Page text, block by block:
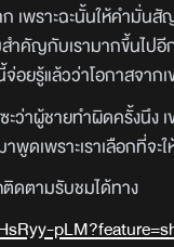
ราะฉะนั้นให้คำมั่นสั
ำคัญกับเรามากขึ้นไปอี
จ่อยรู้แล้วว่าโอกาสจาก
าผู้ชายทำผิดครั้งนึง เ
พูดเพราะเราเลือกที่จ
ติดตามรับชมได้ทาง